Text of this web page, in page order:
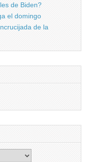
de Biden?
el domingo
de la